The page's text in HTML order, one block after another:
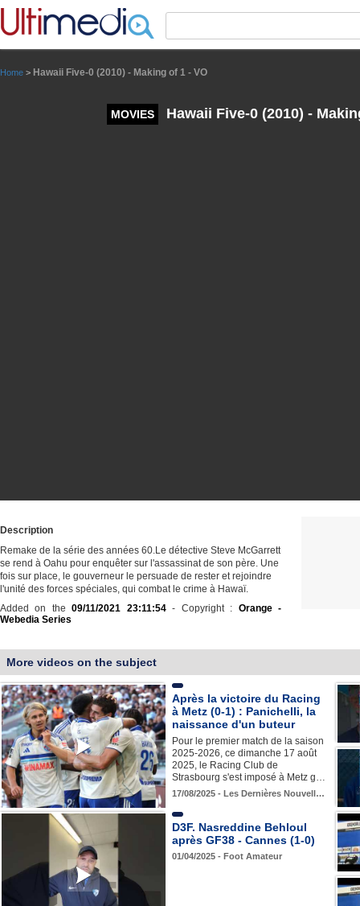
Home > Hawaii Five-0 (2010) - Making of 1 - VO
MOVIES Hawaii Five-0 (2010) -
Description
Remake de la série des années 60.Le détective Steve McGarrett
se rend à Oahu pour enquêter sur l'assassinat de son père. Une
fois sur place, le gouverneur le persuade de rester et rejoindre
l'unité des forces spéciales, qui combat le crime à Hawaï.
Added on the09/11/2021 23:11:54- Copyright : Orange -
Webedia Series
More videos on the subject
Après la victoire du Racing
à Metz (0-1) : Panichelli, la
naissance d'un buteur
Pour le premier match de la saison
2025-2026, ce dimanche 17 août
2025, le Racing Club de
Strasbourg s'est imposé à Metz g…
17/08/2025 - Les Dernières Nouvell…
D3F. Nasreddine Behloul
après GF38 - Cannes (1-0)
01/04/2025 - Foot Amateur
Panneau de gestion des cookies